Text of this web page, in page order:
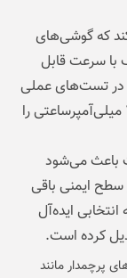
می‌کند که گوشی‌های
با سرعت قابل
در تست‌های عملی
امکان شارژ تا ۶ مرتبه گوشی‌هایی با باتری ۴۵۰۰ میلی‌آمپرساعتی را
باعث می‌شود
سطح ایمنی باقی
ایده‌آل
کرده است.
پرچمدار مانند